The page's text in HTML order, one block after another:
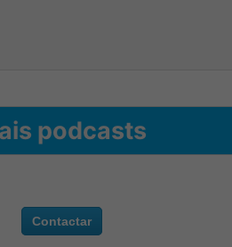
podcasts
Contactar